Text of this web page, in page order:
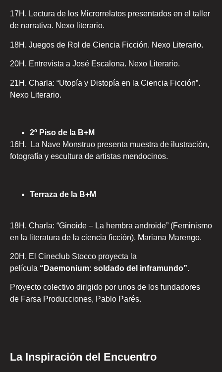
17H. Lectura de los Microrrelatos presentados en el taller
de narrativa. Nexo literario.
18H. Juegos de Rol de Ciencia Ficción. Nexo Literario.
20H. Entrevista a José Escalona. Nexo Literario.
21H. Charla: “Utopía y Distopía en la Ciencia Ficción”.
Nexo Literario.
2º Piso de la B+M
16H. La Nave Monstruo presenta muestra de ilustración,
fotografía y escultura de artistas mendocinos.
Terraza de la B+M
18H. Charla: “Ginoide – La hembra androide” (Feminismo
en la literatura de la ciencia ficción). Mariana Marengo.
20H. El Cineclub Stocco proyecta la
película “Daemonium: soldado del inframundo”.
Proyecto colectivo dirigido por unos de los fundadores
de Farsa Producciones, Pablo Parés.
La Inspiración del Encuentro